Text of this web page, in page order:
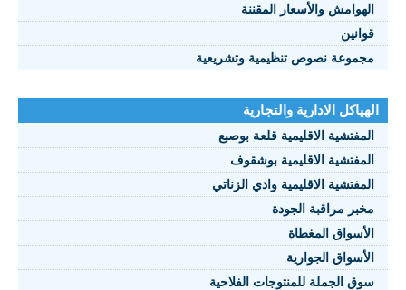
والأسعار المقننة
نصوص تنظيمية وتشريعية
الادارية والتجارية
الاقليمية قلعة بوصبع
الاقليمية بوشقوف
الاقليمية وادي الزناتي
مراقبة الجودة
المغطاة
الجوارية
الجملة للمنتوجات الفلاحية